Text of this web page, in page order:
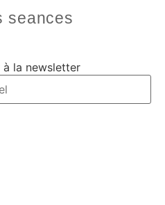
seances
la newsletter